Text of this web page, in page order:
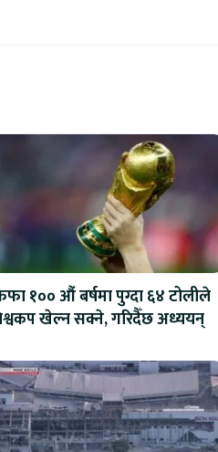
१०० औं बर्षमा पुग्दा ६४ टोलीले
खेल्न सक्ने, गरिदैँछ अध्ययन्